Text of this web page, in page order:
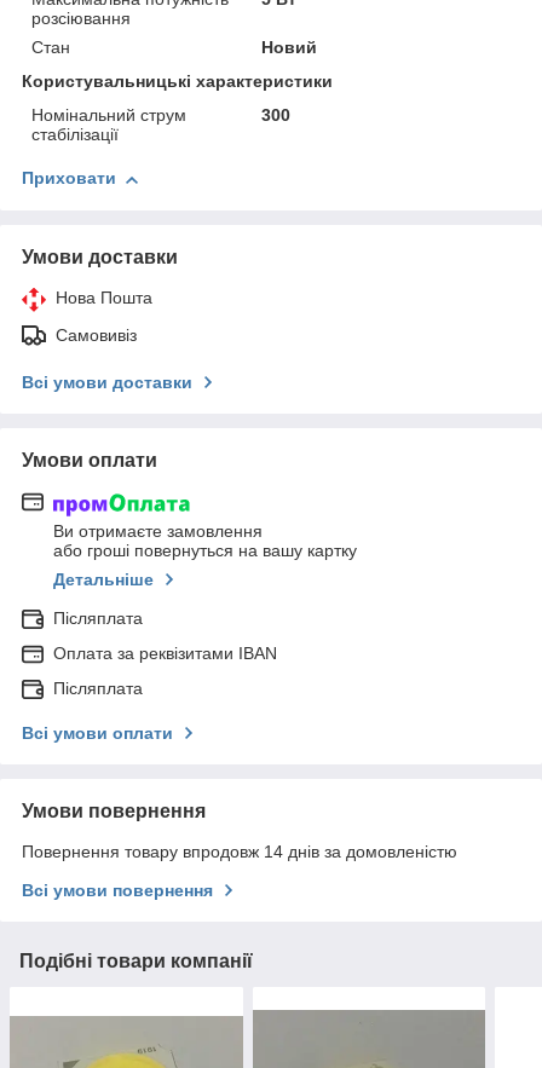
розсіювання
Стан
Новий
Користувальницькі характеристики
Номінальний струм
стабілізації
300
Приховати
Умови доставки
Нова Пошта
Самовивіз
Всі умови доставки
Умови оплати
Ви отримаєте замовлення
або гроші повернуться на вашу картку
Детальніше
Післяплата
Оплата за реквізитами IBAN
Післяплата
Всі умови оплати
Умови повернення
Повернення товару впродовж 14 днів за домовленістю
Всі умови повернення
Подібні товари компанії